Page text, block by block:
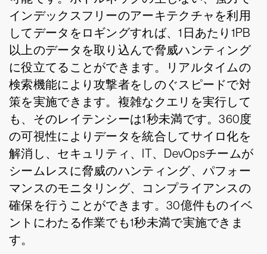
インデックスフリーのアーキテクチャを利用
してデータをロギングすれば、1日あたり1PB
以上のデータを取り込んで脅威ハンティング
に役立てることができます。リアルタイムの
検索機能により攻撃者をしのぐスピードで対
策を実施できます。複雑なクエリを実行して
も、そのレイテンシーは1秒未満です。360度
の可視性によりデータを統合してサイロ化を
解消し、セキュリティ、IT、DevOpsチームが
シームレスに脅威のハンティング、パフォー
マンスのモニタリング、コンプライアンスの
確保を行うことができます。30億件ものイベ
ントにわたる作業でも1秒未満で実施できま
す。